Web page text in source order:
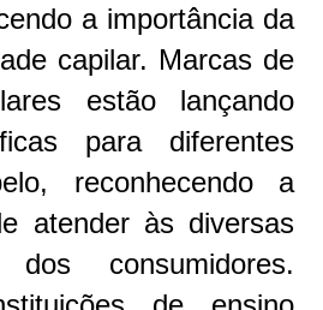
a importância da
capilar. Marcas de
estão lançando
para diferentes
reconhecendo a
atender às diversas
dos consumidores.